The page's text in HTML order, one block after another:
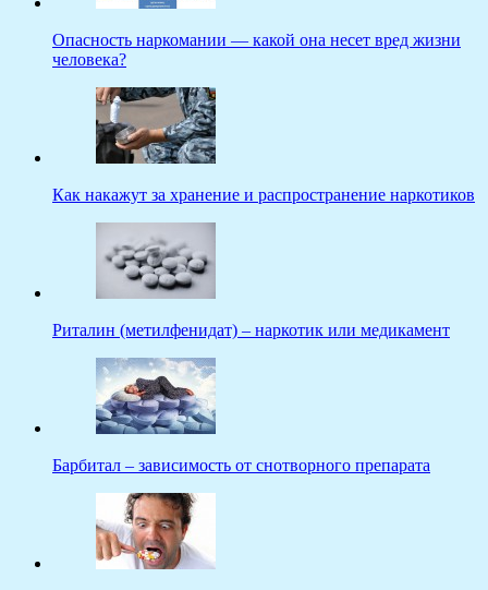
Опасность наркомании — какой она несет вред жизни
человека?
Как накажут за хранение и распространение наркотиков
Риталин (метилфенидат) – наркотик или медикамент
Барбитал – зависимость от снотворного препарата